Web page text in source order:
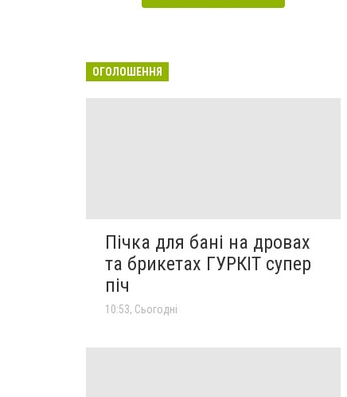
ОГОЛОШЕННЯ
Пічка для бані на дровах
та брикетах ГУРКІТ супер
піч
10:53, Сьогодні